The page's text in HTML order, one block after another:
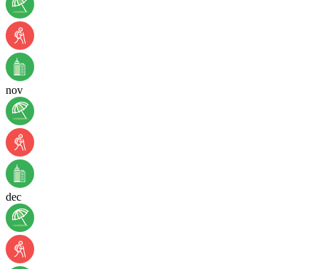
nov
dec